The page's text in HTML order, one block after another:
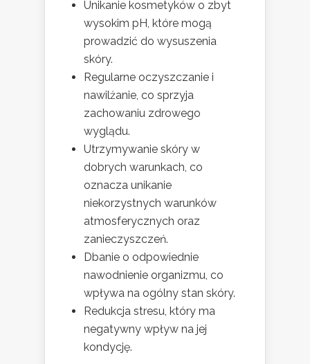
Unikanie kosmetyków o zbyt
wysokim pH, które mogą
prowadzić do wysuszenia
skóry.
Regularne oczyszczanie i
nawilżanie, co sprzyja
zachowaniu zdrowego
wyglądu.
Utrzymywanie skóry w
dobrych warunkach, co
oznacza unikanie
niekorzystnych warunków
atmosferycznych oraz
zanieczyszczeń.
Dbanie o odpowiednie
nawodnienie organizmu, co
wpływa na ogólny stan skóry.
Redukcja stresu, który ma
negatywny wpływ na jej
kondycję.